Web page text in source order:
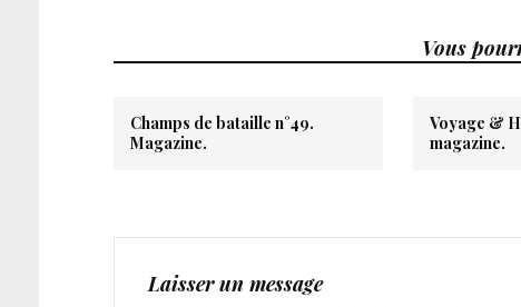
Vous
Champs de bataille n°49.
Magazine.
Voyage &
magazine.
Laisser un message